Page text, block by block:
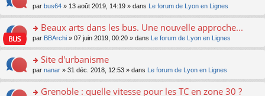
e
nt
u
c
e
nt
n
le
pl
u
ré
c
e
nt
g
e
n
n
le
pl
u
e
a
g
e
n
n
le
er
le
m
e
a
g
e
n
o
n
ult
er
le
m
e
par bus64 » 13 août 2019, 14:19 » dans Le forum de Lyon en Lignes
o
n
ult
er
le
m
Beaux arts dans les bus. Une nouvelle approche...
par BBArchi » 07 juin 2019, 00:20 » dans Le forum de Lyon en Lignes
o
n
Site d'urbanisme
par nanar » 31 déc. 2018, 12:53 » dans Le forum de Lyon en Lignes
Grenoble : quelle vitesse pour les TC en zone 30 ?